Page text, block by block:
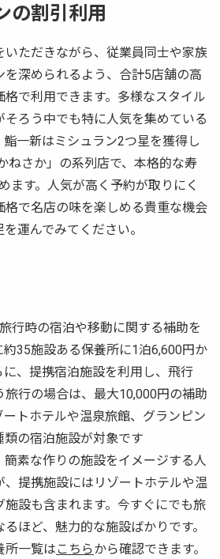
の割引利用
ただきながら、従業員同士や家族
を深められるよう、合計5店舗の高
で利用できます。多様なスタイル
そろう中でも特に人気を集めている
一新はミシュラン2つ星を獲得し
ねさか」の系列店で、本格的な寿
ます。人気が高く予約が取りにく
格で名店の味を楽しめる貴重な機会
運んでみてください。
行時の宿泊や移動に関する補助を
35施設ある保養所に1泊6,600円か
に、提携宿泊施設を利用し、飛行
行の場合は、最大10,000円の補助
トホテルや温泉旅館、グランピン
の宿泊施設が対象です
簡素な作りの施設をイメージする人
、提携施設にはリゾートホテルや温
施設も含まれます。今すぐにでも旅
ほど、魅力的な施設ばかりです。
所一覧は こちらから確認できます。